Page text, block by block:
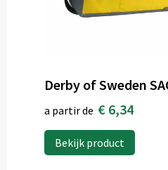
a partir de € 6,34
Bekijk product